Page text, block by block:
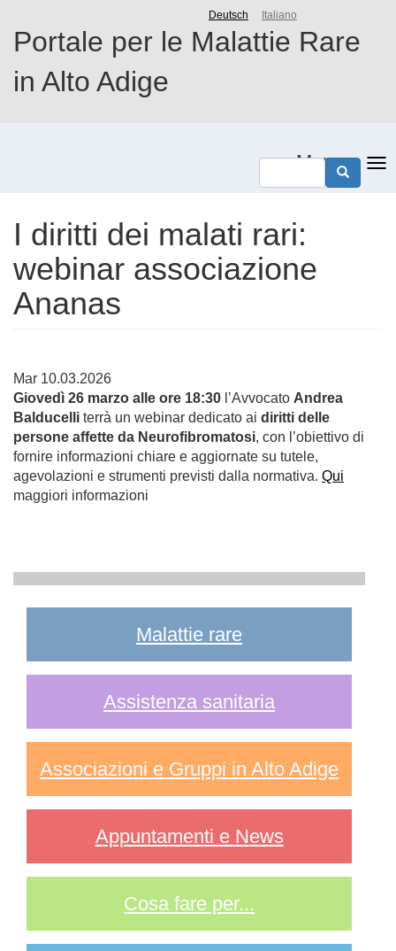
contenuto
principale
Deutsch Italiano
Portale per le Malattie Rare
in Alto Adige
Menu
I diritti dei malati rari:
webinar associazione
Ananas
Mar 10.03.2026
Giovedì 26 marzo alle ore 18:30 l’Avvocato Andrea
Balducelli terrà un webinar dedicato ai diritti delle
persone affette da Neurofibromatosi, con l’obiettivo di
fornire informazioni chiare e aggiornate su tutele,
agevolazioni e strumenti previsti dalla normativa. Qui
maggiori informazioni
Malattie rare
Assistenza sanitaria
Associazioni e Gruppi in Alto Adige
Appuntamenti e News
Cosa fare per...